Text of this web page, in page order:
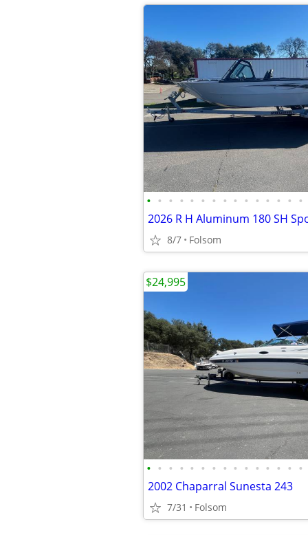
• • • • • • • • • • • • • • •
2026 R H Aluminum 180 SH
8/7 Folsom
• • • • • • • • • • • • • • •
2002 Chaparral Sunesta 243
7/31 Folsom
$24,995